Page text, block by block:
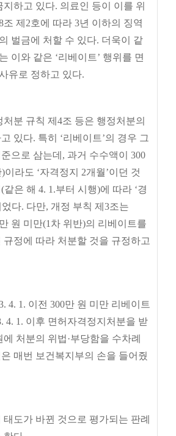
지하고 있다. 의료인 등이 이를 위
조 제 2호에 따라 3년 이하의 징역
벌금에 처할 수 있다. 더욱이 같
이와 같은 ‘리베이트 ’ 행위를 면
유로 정하고 있다.
분 규칙 제 4조 등은 행정처분의
있다. 특히 ‘리베이트 ’의 경우 그
으로 삼는데 , 과거 수수액이 300
)이라도 ‘자격정지 2개월’이던 것
(같은 해 4. 1.부터 시행)에 따라 ‘경
었다. 다만, 개정 부칙 제 3조는
만 원 미만(1 차 위반)의 리베이트를
규정에 따라 처분할 것을 규정하고
4. 1. 이전 300만 원 미만 리베이트
4. 1. 이후 면허자격정지처분을 받
에 처분의 위법 ·부당함을 수차례
매번 보건복지부의 손을 들어줬
도가 바뀐 것으로 평가되는 판례